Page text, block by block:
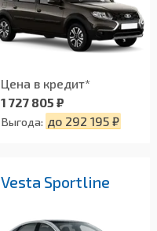
Цена в кредит*
1 727 805 ₽
Выгода: до 292 195 ₽
Vesta Sportline